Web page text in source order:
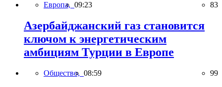
Европа, 09:23 83
Азербайджанский газ становится
ключом к энергетическим
амбициям Турции в Европе
Общество, 08:59 99